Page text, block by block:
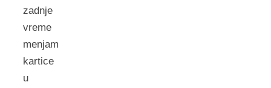
zadnje
vreme
menjam
kartice
u